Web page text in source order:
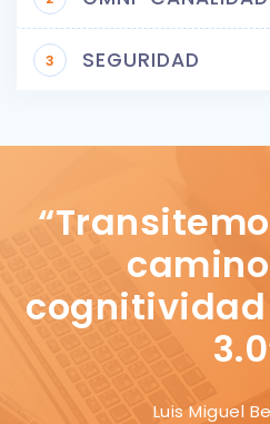
3 SEGURIDAD
Luis Miguel